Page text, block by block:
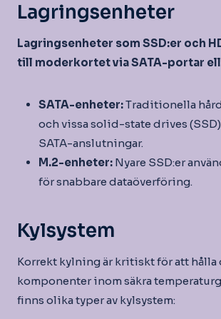
Lagringsenheter
Lagringsenheter som SSD:er och
till moderkortet via SATA-portar
SATA-enheter:Traditionella
och vissa solid-state drives
SATA-anslutningar.
M.2-enheter: Nyare SSD:er
för snabbare dataöverföring.
Kylsystem
Korrekt kylning är kritiskt för att hålla
komponenter inom säkra
finns olika typer av kylsystem: